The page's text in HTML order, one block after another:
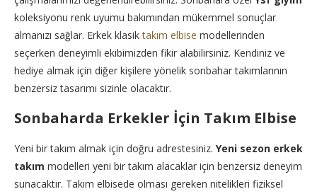
koleksiyonu renk uyumu bakımından mükemmel sonuçlar
almanızı sağlar. Erkek klasiktakım elbise modellerinden
seçerken deneyimli ekibimizden fikir alabilirsiniz. Kendiniz ve
hediye almak için diğer kişilere yönelik sonbahar takımlarının
benzersiz tasarımı sizinle olacaktır.
Sonbaharda Erkekler İçin Takım Elbise
Yeni bir takım almak için doğru adrestesiniz. Yeni sezon erkek
takım modelleri yeni bir takım alacaklar için benzersiz deneyim
sunacaktır. Takım elbisede olması gereken nitelikleri fiziksel